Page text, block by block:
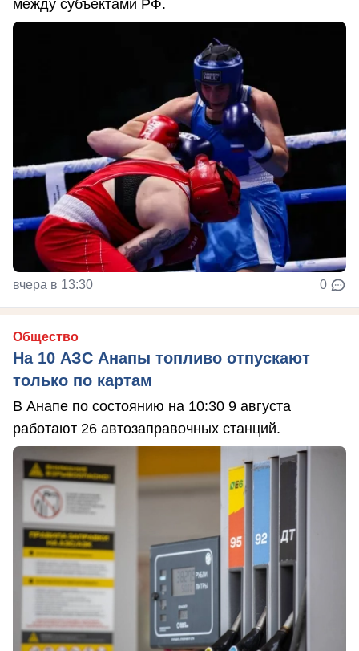
между субъектами РФ.
вчера в 13:30 0
Общество
На 10 АЗС Анапы топливо отпускают
только по картам
В Анапе по состоянию на 10:30 9 августа
работают 26 автозаправочных станций.